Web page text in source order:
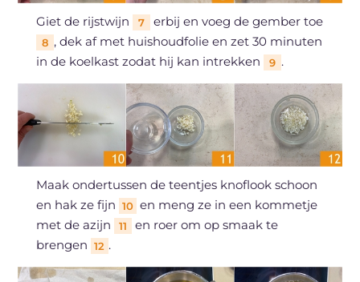
Giet de rijstwijn 7 erbij en voeg de gember toe
8 , dek af met huishoudfolie en zet 30 minuten
in de koelkast zodat hij kan intrekken
9 .
Maak ondertussen de teentjes knoflook schoon
en hak ze fijn 10 en meng ze in een kommetje
met de azijn
11
en roer om op smaak te
brengen 12 .